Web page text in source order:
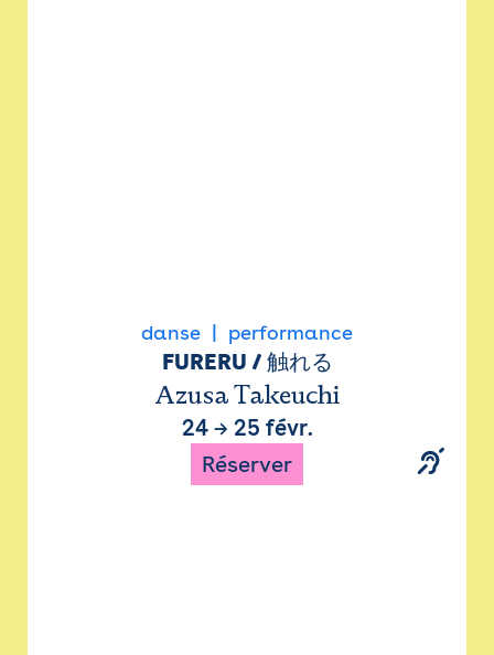
danse performance
FURERU / 触れる
Azusa Takeuchi
24→ 25 févr.
Réserver